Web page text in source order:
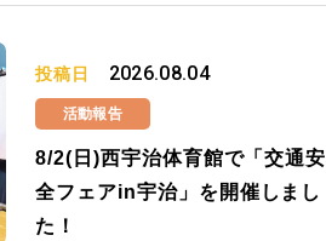
投稿日 2026.08.04
活動報告
8/2(日)西宇治体育館で「交通安
全フェアin宇治」を開催しまし
た！